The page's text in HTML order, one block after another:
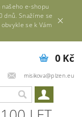
e-shopu
dnů. Snažíme se
se k Vám
misikova@plzen.eu
0 Kč